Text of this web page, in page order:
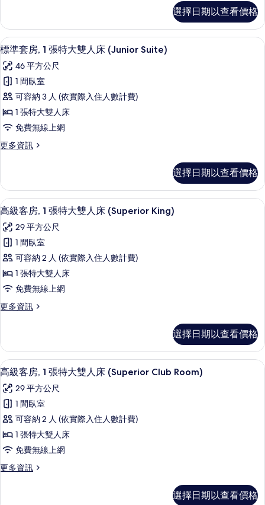
所
有
相
片
的
詳
情
大
雙
人
床
(Deluxe
King)
的
所
有
相
客
房,
1
特
大
人
床
(Deluxe
King)
的
選擇日期以查看價格
顯
示
標
準
套
房,
張
大
雙
人
床
(Junior
Suite)
的
所
有
相
標準套房, 1 張特大雙人床 (Junior
10
標準套房, 1 張特大雙人床 (Junior Suite)
46 平方公尺
1 間臥室
可容納 3 人 (依實際入住人數計費)
1 張特大雙人床
免費無線上網
更多資訊
更
套
房,
1
特
大
人
床
(Junior
Suite)
的
選擇日期以查看價格
顯
示
高
級
客
房,
張
大
雙
人
床
(Superior
King)
的
所
有
相
埃及棉床單、高級寢具、Tempur-
5
高級客房, 1 張特大雙人床 (Superior King)
29 平方公尺
1 間臥室
可容納 2 人 (依實際入住人數計費)
1 張特大雙人床
免費無線上網
更多資訊
更
客
房,
1
特
大
人
床
(Superior
King)
的
選擇日期以查看價格
顯
示
高
級
客
房,
張
高級客房, 1 張特大雙人床 (Superior
6
高級客房, 1 張特大雙人床 (Superior Club Room)
29 平方公尺
1 間臥室
可容納 2 人 (依實際入住人數計費)
1 張特大雙人床
免費無線上網
更多資訊
更
選擇日期以查看價格